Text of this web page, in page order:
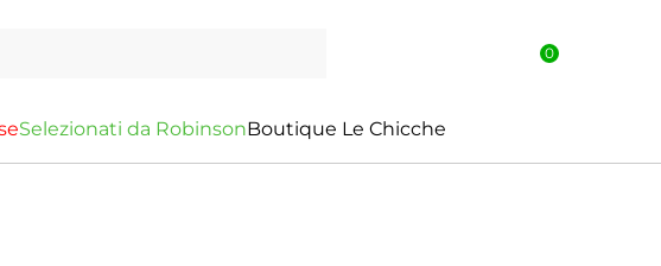
0
eSelezionati da RobinsonBoutique Le Chicche